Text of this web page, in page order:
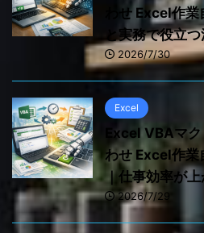
わせ Excel作
と実務で役立
2026/7/30
Excel
Excel VBAマ
わせ Excel作業
｜仕事効率が
2026/7/29